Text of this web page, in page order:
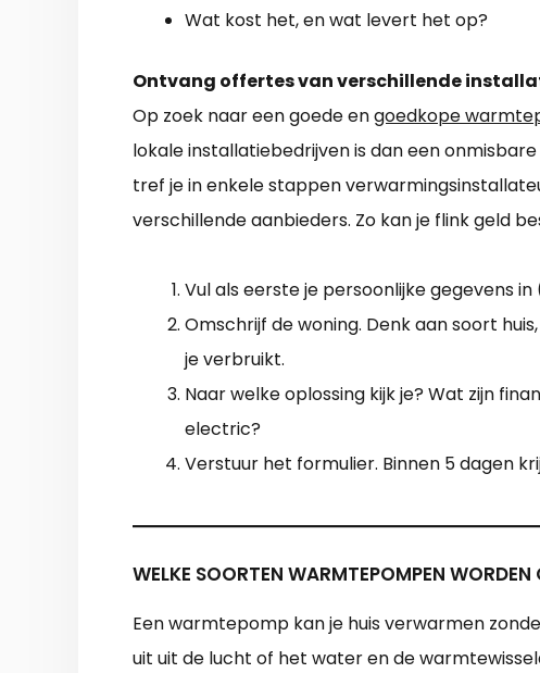
Wat kost het, en wat levert het op?
Ontvang offertes van verschillende
Op zoek naar een goede engoedkope
lokale installatiebedrijven is dan een
tref je in enkele stappen
verschillende aanbieders. Zo kan je flink geld
Vul als eerste je persoonlijke gegevens in
Omschrijf de woning. Denk aan soort
je verbruikt.
Naar welke oplossing kijk je? Wat zijn
electric?
Verstuur het formulier. Binnen 5 dagen
WELKE SOORTEN WARMTEPOMPEN WORDEN
Een warmtepomp kan je huis verwarmen
uit uit de lucht of het water en de